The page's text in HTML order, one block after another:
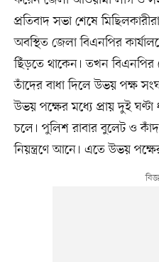
প্রতিবাদ সভা শেষে
অবস্থিত জেলা বিএনপির
ছিঁড়তে থাকেন। তখন বিএনপির
তাঁদের বাধা দিলে উভয় পক্ষ
উভয় পক্ষের মধ্যে প্রায় দুই ঘণ্টা
চলে। পুলিশ রাবার বুলেট ও
নিয়ন্ত্রণে আনে। এতে উভয়